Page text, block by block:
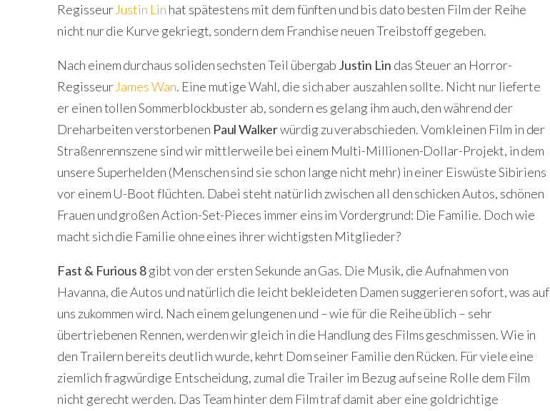
Regisseur Justin Lin hat spätestens mit dem fünften und bis dato besten Film der Reihe
nicht nur die Kurve gekriegt, sondern dem Franchise neuen Treibstoff gegeben.
Nach einem durchaus soliden sechsten Teil übergab Justin Lin das Steuer an Horror-
RegisseurJames Wan. Eine mutige Wahl, die sich aber auszahlen sollte. Nicht nur lieferte
er einen tollen Sommerblockbuster ab, sondern es gelang ihm auch, den während der
Dreharbeiten verstorbenen Paul Walkerwürdig zu verabschieden. Vom kleinen Film in der
Straßenrennszene sind wir mittlerweile bei einem Multi-Millionen-Dollar-Projekt, in dem
unsere Superhelden (Menschen sind sie schon lange nicht mehr) in einer Eiswüste Sibiriens
vor einem U-Boot flüchten. Dabei steht natürlich zwischen all den schicken Autos, schönen
Frauen und großen Action-Set-Pieces immer eins im Vordergrund: Die Familie. Doch wie
macht sich die Familie ohne eines ihrer wichtigsten Mitglieder?
Fast & Furious 8gibt von der ersten Sekunde an Gas. Die Musik, die Aufnahmen von
Havanna, die Autos und natürlich die leicht bekleideten Damen suggerieren sofort, was auf
uns zukommen wird. Nach einem gelungenen und – wie für die Reihe üblich – sehr
übertriebenen Rennen, werden wir gleich in die Handlung des Films geschmissen. Wie in
den Trailern bereits deutlich wurde, kehrt Dom seiner Familie den Rücken. Für viele eine
ziemlich fragwürdige Entscheidung, zumal die Trailer im Bezug auf seine Rolle dem Film
nicht gerecht werden. Das Team hinter dem Film traf damit aber eine goldrichtige